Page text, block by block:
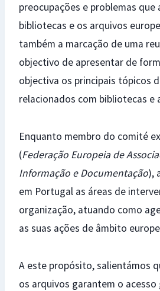
preocupações e problemas que
bibliotecas e os arquivos
também a marcação de uma
objectivo de apresentar de
objectiva os principais tópicos
relacionados com bibliotecas e
Enquanto membro do comité
(Federação Europeia de
Informação e Documentação),
em Portugal as áreas de
organização, atuando como
as suas ações de âmbito
A este propósito, salientámos
os arquivos garantem o